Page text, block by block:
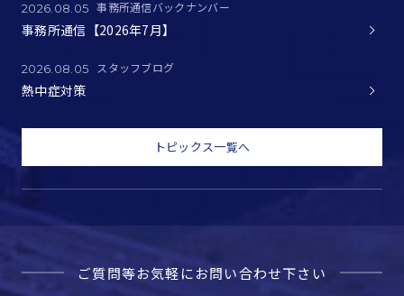
2026.08.05 事務所通信バックナンバー
事務所通信【2026年7月】
2026.08.05 スタッフブログ
熱中症対策
トピックス一覧へ
ご質問等お気軽にお問い合わせ下さい